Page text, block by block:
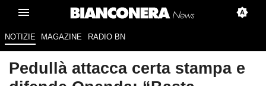
NOTIZIE MAGAZINE RADIO BN
Pedullà attacca certa stampa e